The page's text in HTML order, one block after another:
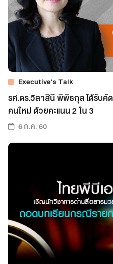
Executive's Talk
รศ.ดร.วิลาสินี พิพิธกุล ได้รับคั
คนใหม่ ด้วยคะแนน 2 ใน 3
6 ก.ค. 60